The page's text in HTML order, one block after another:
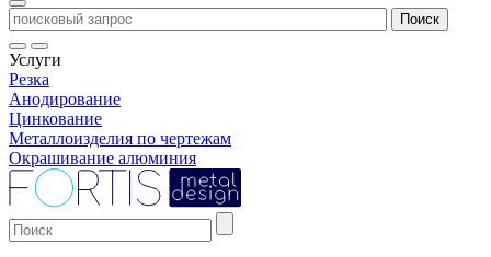
Услуги
Резка
Анодирование
Цинкование
Металлоизделия по чертежам
Окрашивание алюминия